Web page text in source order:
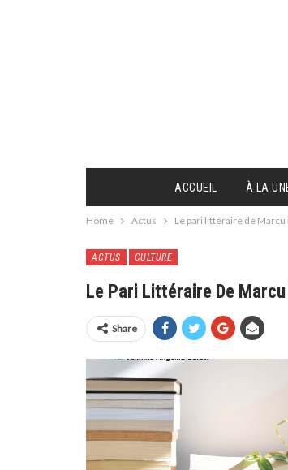
ACCUEIL À LA
Home Actus Le pari littéraire de Marcu
ACTUS CULTURE
Le Pari Littéraire De
Share